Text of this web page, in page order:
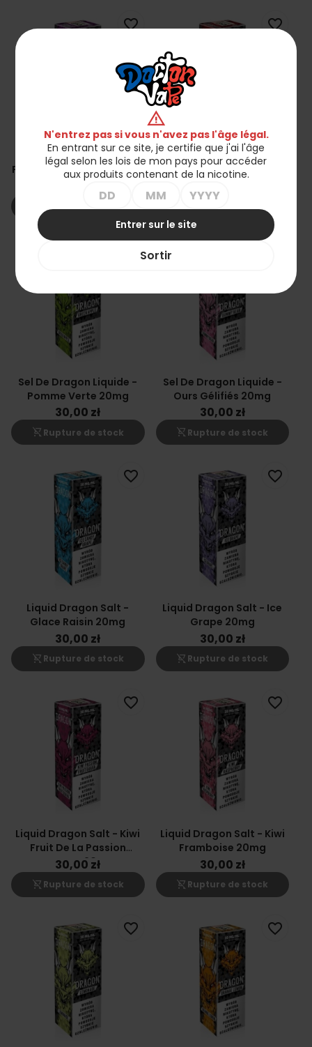
Liquid Dragon Salt -
Fruits Des Bois Framboise
20mg
Rupture de stock
favorite_border
Sel De Dragon Liquide -
Raisin Cerise 20mg
shopping_cart_offRupture de stock
favorite_border
Sel De Dragon Liquide -
Pomme Verte 20mg
30,00 zł
shopping_cart_off Rupture de stock
Sel De Dragon Liquide -
Ours Gélifiés 20mg
30,00 zł
shopping_cart_off Rupture de stock
Liquid Dragon Salt -
Glace Raisin 20mg
30,00 zł
shopping_cart_off Rupture de stock
favorite_border
Liquid Dragon Salt - Ice
Grape 20mg
30,00 zł
shopping_cart_off Rupture de stock
favorite_border
Liquid Dragon Salt - Kiwi
Fruit De La Passion
Goyave 20mg
30,00 zł
shopping_cart_off Rupture de stock
favorite_border
Liquid Dragon Salt - Kiwi
Framboise 20mg
30,00 zł
shopping_cart_off Rupture de stock
favorite_border
favorite_border favorite_border
warning
N'entrez pas si vous n'avez pas l'âge légal.
En entrant sur ce site, je certifie que j'ai l'âge
légal selon les lois de mon pays pour accéder
aux produits contenant de la nicotine.
Entrer sur le site
Sortir